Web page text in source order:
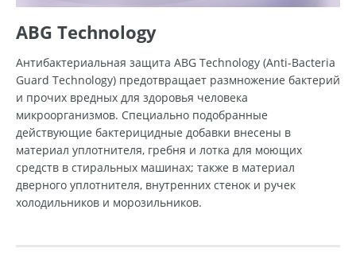
ABG Technology
Антибактериальная защита ABG Technology (Anti-Bacteria
Guard Technology) предотвращает размножение бактерий
и прочих вредных для здоровья человека
микроорганизмов. Специально подобранные
действующие бактерицидные добавки внесены в
материал уплотнителя, гребня и лотка для моющих
средств в стиральных машинах; также в материал
дверного уплотнителя, внутренних стенок и ручек
холодильников и морозильников.